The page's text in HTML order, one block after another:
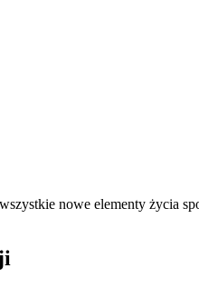
nowe elementy życia